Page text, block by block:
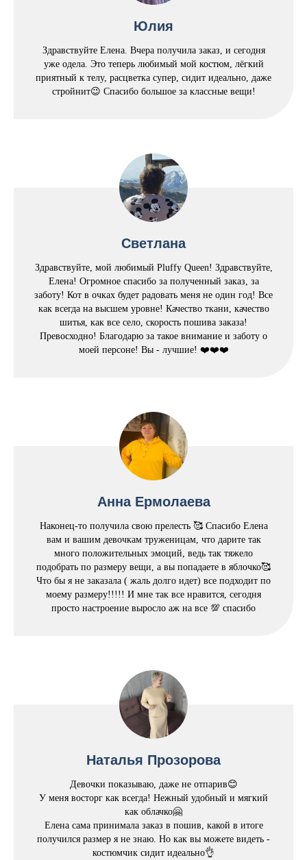
Юлия
Здравствуйте Елена. Вчера получила заказ, и сегодня
уже одела. Это теперь любимый мой костюм, лёгкий
приятный к телу, расцветка супер, сидит идеально, даже
стройнит😉 Спасибо большое за классные вещи!
Светлана
Здравствуйте, мой любимый Pluffy Queen! Здравствуйте,
Елена! Огромное спасибо за полученный заказ, за
заботу! Кот в очках будет радовать меня не один год! Все
как всегда на высшем уровне! Качество ткани, качество
шитья, как все село, скорость пошива заказа!
Превосходно! Благодарю за такое внимание и заботу о
моей персоне! Вы - лучшие! ❤️❤️❤️
Анна Ермолаева
Наконец-то получила свою прелесть 🥰 Спасибо Елена
вам и вашим девочкам труженицам, что дарите так
много положительных эмоций, ведь так тяжело
подобрать по размеру вещи, а вы попадаете в яблочко🥰
Что бы я не заказала ( жаль долго идет) все подходит по
моему размеру!!!!! И мне так все нравится, сегодня
просто настроение выросло аж на все 💯 спасибо
Наталья Прозорова
Девочки показываю, даже не отпарив😊
У меня восторг как всегда! Нежный удобный и мягкий
как облачко🤗
Елена сама принимала заказ в пошив, какой в итоге
получился размер я не знаю. Но как вы можете видеть -
костюмчик сидит идеально👌